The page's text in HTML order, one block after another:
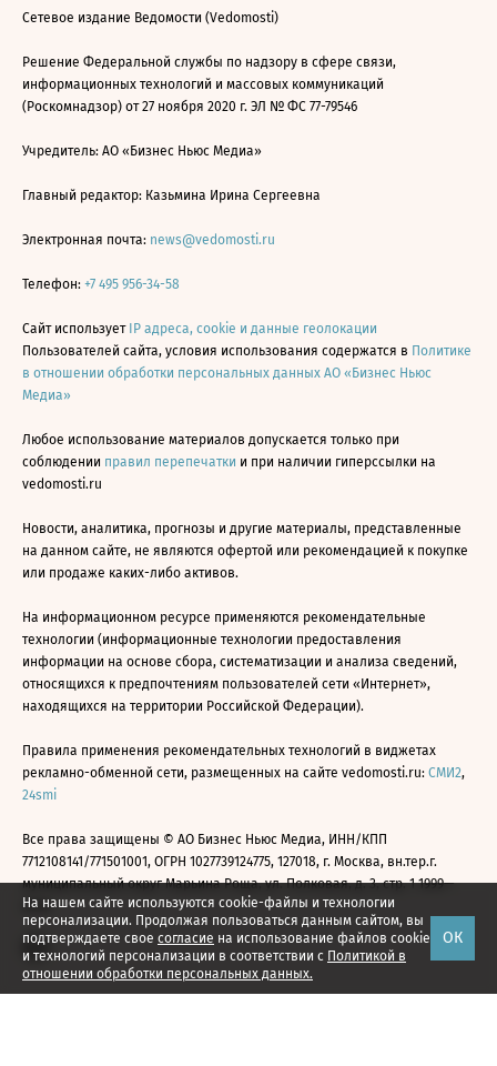
На нашем сайте используются cookie-файлы и технологии
персонализации. Продолжая пользоваться данным сайтом, вы
подтверждаете свое согласие на использование файлов cookie
и технологий персонализации в соответствии с Политикой в
отношении обработки персональных данных.
ОК
Сетевое издание Ведомости (Vedomosti)
Решение Федеральной службы по надзору в сфере связи,
информационных технологий и массовых коммуникаций
(Роскомнадзор) от 27 ноября 2020 г. ЭЛ № ФС 77-79546
Учредитель: АО «Бизнес Ньюс Медиа»
Главный редактор: Казьмина Ирина Сергеевна
Электронная почта: news@vedomosti.ru
Телефон: +7 495 956-34-58
Сайт использует IP адреса, cookie и данные геолокации
Пользователей сайта, условия использования содержатся в Политике
в отношении обработки персональных данных АО «Бизнес Ньюс
Медиа»
Любое использование материалов допускается только при
соблюдении правил перепечатки и при наличии гиперссылки на
vedomosti.ru
Новости, аналитика, прогнозы и другие материалы, представленные
на данном сайте, не являются офертой или рекомендацией к покупке
или продаже каких-либо активов.
На информационном ресурсе применяются рекомендательные
технологии (информационные технологии предоставления
информации на основе сбора, систематизации и анализа сведений,
относящихся к предпочтениям пользователей сети «Интернет»,
находящихся на территории Российской Федерации).
Правила применения рекомендательных технологий в виджетах
рекламно-обменной сети, размещенных на сайте vedomosti.ru: СМИ2,
24smi
Все права защищены © АО Бизнес Ньюс Медиа, ИНН/КПП
7712108141/771501001, ОГРН 1027739124775, 127018, г. Москва, вн.тер.г.
муниципальный округ Марьина Роща, ул. Полковая, д. 3, стр. 1 1999—
2026